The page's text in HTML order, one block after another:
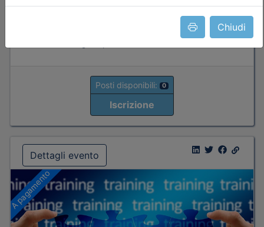
Chiudi
- professionisti appartenenti all'Ordine organizzatore
Posti disponibili: 0
Iscrizione
Dettagli evento
A pagamento